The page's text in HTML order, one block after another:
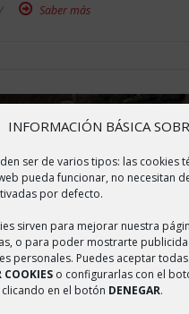
INFORMACIÓN BÁSICA
ser de varios tipos: las cookies
pueda funcionar, no necesitan
por defecto.
sirven para mejorar nuestra
o para poder mostrarte
personales. Puedes aceptar
COOKIES o configurarlas con el
en el botón DENEGAR.
/ Saber más